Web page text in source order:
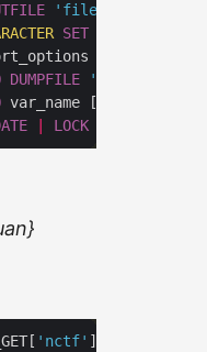
'file_name'
SET
DUMPFILE
'file_name'
LOCK
'nctf'